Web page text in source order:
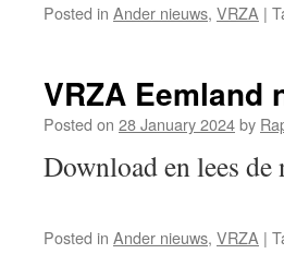
Posted in Ander nieuws, VRZA |
VRZA Eemland
Posted on 28 January 2024by
Download en lees
Posted in Ander nieuws, VRZA |